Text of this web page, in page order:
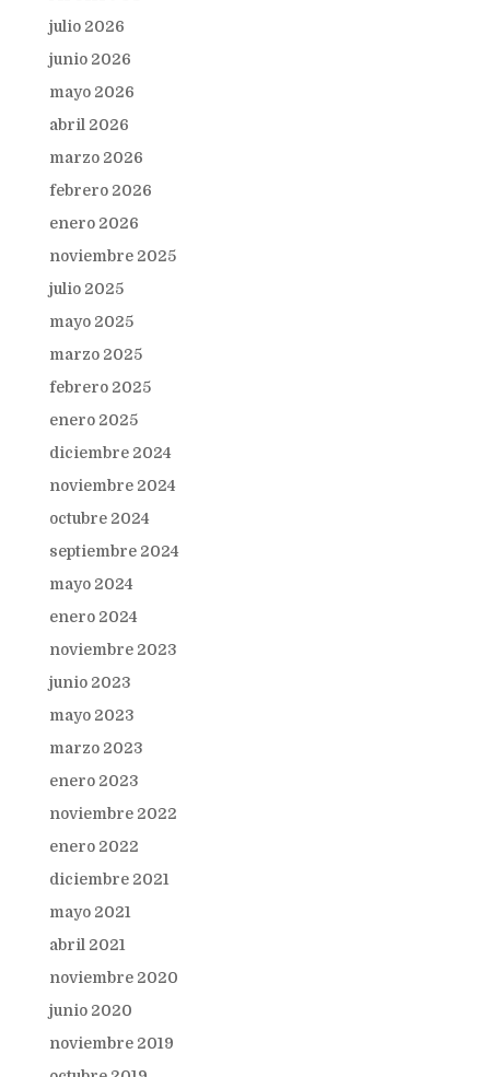
julio 2026
junio 2026
mayo 2026
abril 2026
marzo 2026
febrero 2026
enero 2026
noviembre 2025
julio 2025
mayo 2025
marzo 2025
febrero 2025
enero 2025
diciembre 2024
noviembre 2024
octubre 2024
septiembre 2024
mayo 2024
enero 2024
noviembre 2023
junio 2023
mayo 2023
marzo 2023
enero 2023
noviembre 2022
enero 2022
diciembre 2021
mayo 2021
abril 2021
noviembre 2020
junio 2020
noviembre 2019